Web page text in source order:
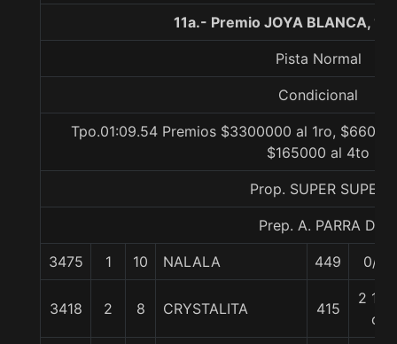
11a.- Premio JOYA BLANCA,
Pista Normal
Condicional
Tpo.01:09.54 Premios $3300000 al 1ro,
$165000 al 4to
Prop. SUPER SUPER
Prep. A. PARRA D.
3475 1 10 NALALA 449 0/0
3418 2 8 CRYSTALITA 415
2 1/4
c